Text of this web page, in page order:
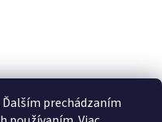
prechádzaním